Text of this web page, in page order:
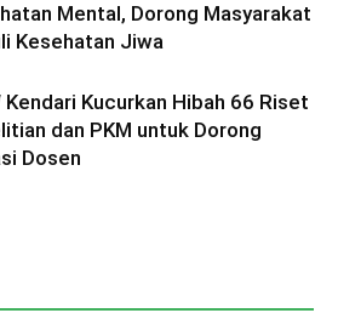
Mental, Dorong Masyarakat
Kesehatan Jiwa
Kendari Kucurkan Hibah 66 Riset
dan PKM untuk Dorong
Dosen